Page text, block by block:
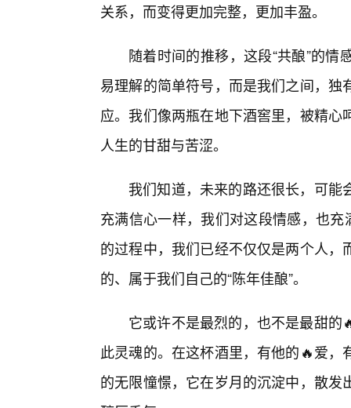
关系，而变得更加完整，更加丰盈。
随着时间的推移，这段“共酿”的
易理解的简单符号，而是我们之间，
应。我们像两瓶在地下酒窖里，被精
人生的甘甜与苦涩。
我们知道，未来的路还很长，可
充满信心一样，我们对这段情感，也
的过程中，我们已经不仅仅是两个人
的、属于我们自己的“陈年佳酿”。
它或许不是最烈的，也不是最甜
此灵魂的。在这杯酒里，有他的🔥爱
的无限憧憬，它在岁月的沉淀中，散